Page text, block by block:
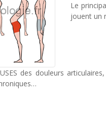
Le
jouent un
des douleurs